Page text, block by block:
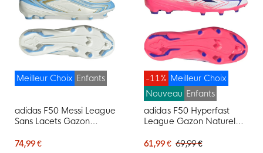
Meilleur Choix Enfants
adidas F50 Messi League
Sans Lacets Gazon
Foot (FG) Enfants Blanc
74,99 €
Meilleur Choix
-11%
Nouveau Enfants
adidas F50 Hyperfast
League Gazon Naturel
Enfants Blanc Mauve
61,99 € 69,99 €